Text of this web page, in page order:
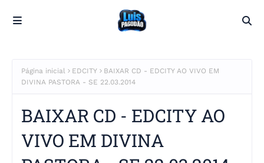
Página inicial EDCITY
BAIXAR CD - EDCITY AO VIVO EM
DIVINA PASTORA - SE 22.03.2014
BAIXAR CD - EDCITY AO
VIVO EM DIVINA